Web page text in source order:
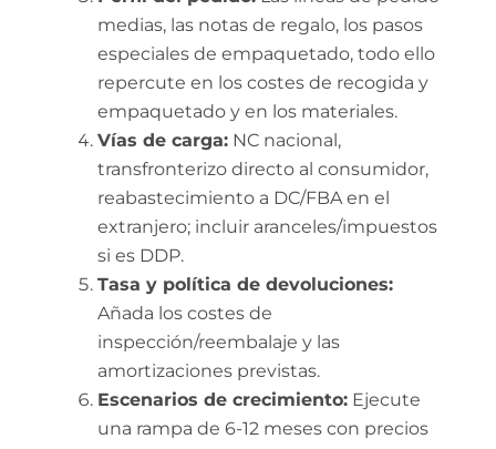
medias, las notas de regalo, los pasos
especiales de empaquetado, todo ello
repercute en los costes de recogida y
empaquetado y en los materiales.
Vías de carga:NC nacional,
transfronterizo directo al consumidor,
reabastecimiento a DC/FBA en el
extranjero; incluir aranceles/impuestos
si es DDP.
Tasa y política de devoluciones:
Añada los costes de
inspección/reembalaje y las
amortizaciones previstas.
Escenarios de crecimiento:Ejecute
una rampa de 6-12 meses con precios